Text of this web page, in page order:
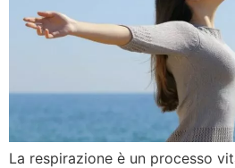
La respirazione è un processo